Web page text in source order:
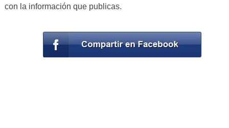
con la información que publicas.